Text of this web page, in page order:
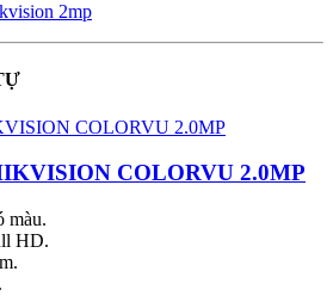
2mp
COLORVU 2.0MP
màu.
HD.